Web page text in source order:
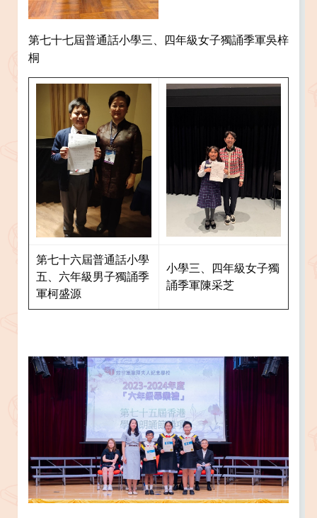
第七十七屆普通話小學三、四年級女子獨誦季軍吳梓
桐
第七十六屆普通話小學
五、六年級男子獨誦季
軍柯盛源
小學三、四年級女子獨
誦季軍陳采芝